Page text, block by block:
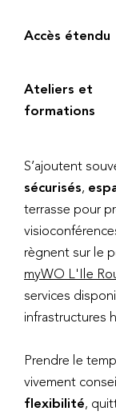
Accès étendu
Ateliers et
formations
S’ajoutent
sécurisés,
terrasse pour
règnent sur le
myWO L'Ile
services
infrastructures
Prendre le
vivement
flexibilité,